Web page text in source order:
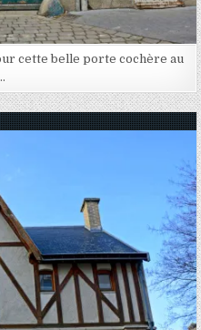
cette belle porte cochère au